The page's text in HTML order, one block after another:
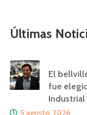
Últimas
El
fue
5 agosto, 2026